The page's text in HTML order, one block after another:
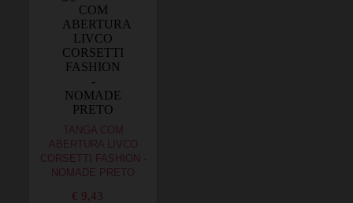
TANGA COM
ABERTURA LIVCO
CORSETTI FASHION -
NOMADE PRETO
€ 9,43